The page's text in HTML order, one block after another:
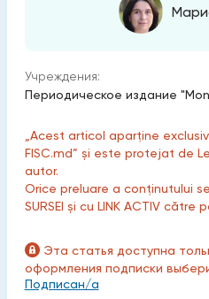
Учреждения:
Периодическое издание
„Acest articol aparține
FISC.md” și este protejat de
autor.
Orice preluare a conținutului
SURSEI și cu LINK ACTIV către
Эта статья доступна
оформления подписки
Подписан/а